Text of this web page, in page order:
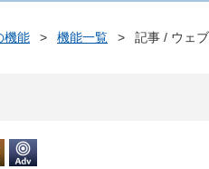
機能 > 機能一覧 > 記事 / ウェ